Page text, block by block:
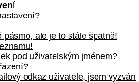
pásmo, ale je to stále špatně!
pod uživatelským jménem?
odkaz uživatele, jsem vyzván